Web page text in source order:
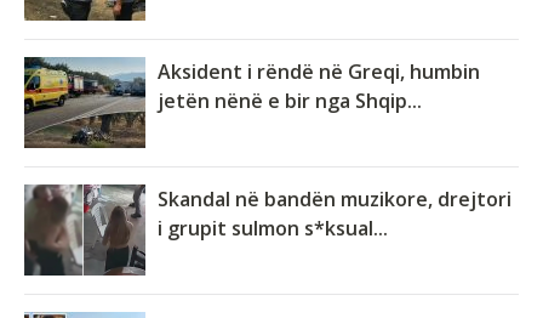
Aksident i rëndë në Greqi, humbin
jetën nënë e bir nga Shqip...
Skandal në bandën muzikore, drejtori
i grupit sulmon s*ksual...